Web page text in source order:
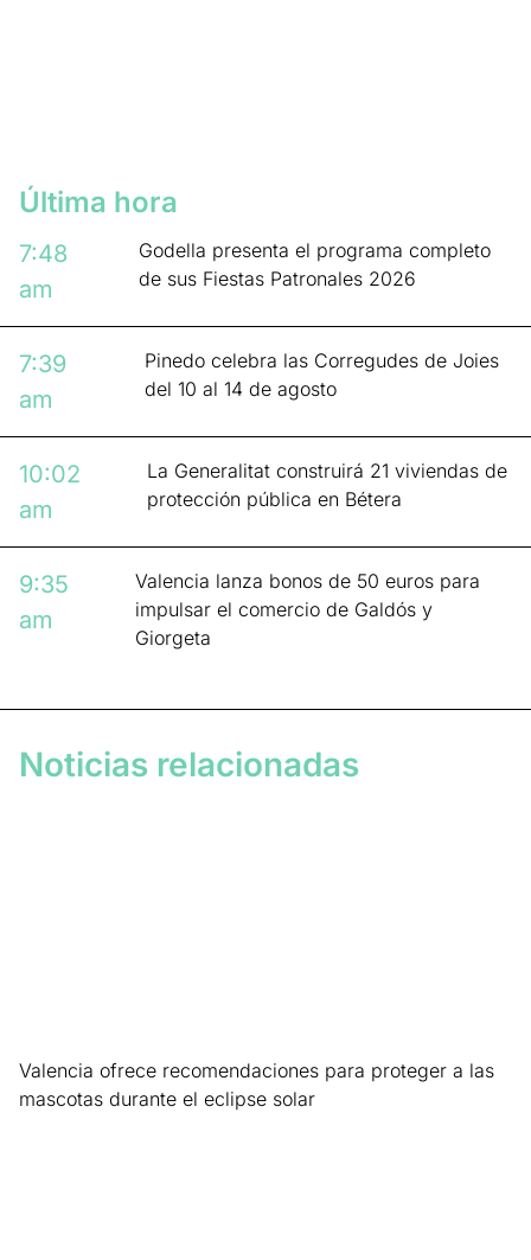
Última hora
7:48
am
Godella presenta el programa completo
de sus Fiestas Patronales 2026
7:39
am
Pinedo celebra las Corregudes de Joies
del 10 al 14 de agosto
10:02
am
La Generalitat construirá 21 viviendas de
protección pública en Bétera
9:35
am
Valencia lanza bonos de 50 euros para
impulsar el comercio de Galdós y
Giorgeta
Noticias relacionadas
Valencia ofrece recomendaciones para proteger a las
mascotas durante el eclipse solar